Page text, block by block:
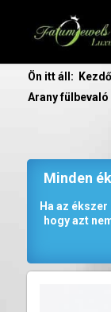
Ön itt áll:
Arany fülbevaló
Minden
Ha az
hogy azt